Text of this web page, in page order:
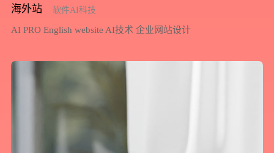
海外站 软件AI科技
AI PRO English website AI技术 企业网站设计